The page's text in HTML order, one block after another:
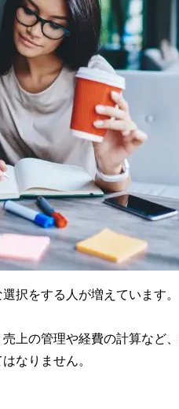
択をする人が増えています。
上の管理や経費の計算など
なりません。